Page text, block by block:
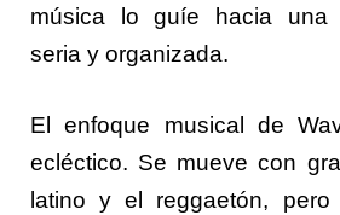
música lo guíe hacia una
seria y organizada.
El enfoque musical de
ecléctico. Se mueve con
latino y el reggaetón,